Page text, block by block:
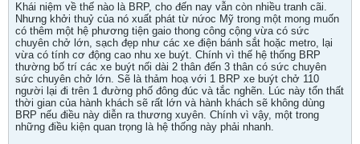
Khái niệm về thế nào là BRP, cho đến nay vẫn còn nhiều tranh cãi.
Nhưng khởi thuỷ của nó xuất phát từ nứoc Mỹ trong một mong muốn
có thêm một hệ phương tiện gaio thong công cộng vừa có sức
chuyên chở lớn, sạch đẹp như các xe điện bánh sắt hoặc metro, lại
vừa có tính cơ động cao nhu xe buýt. Chính vì thế hệ thống BRP
thường bố trí các xe buýt nối dài 2 thân đến 3 thân có sức chuyên
sức chuyên chở lớn. Sẽ là thảm hoạ với 1 BRP xe buýt chở 110
người lại đi trên 1 đường phố đông đúc và tắc nghẽn. Lúc này tổn thất
thời gian của hành khách sẽ rất lớn và hành khách sẽ không dùng
BRP nếu điều này diễn ra thương xuyên. Chính vì vậy, một trong
những điều kiện quan trọng là hệ thống này phải nhanh.